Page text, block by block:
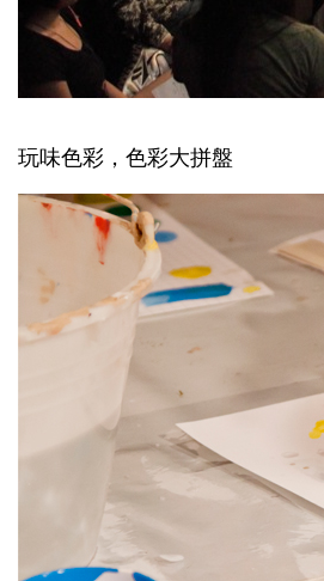
玩味色彩，色彩大拼盤